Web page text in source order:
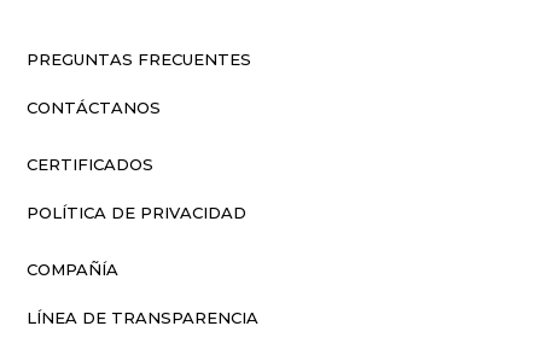
PREGUNTAS FRECUENTES
CONTÁCTANOS
CERTIFICADOS
POLÍTICA DE PRIVACIDAD
COMPAÑÍA
LÍNEA DE TRANSPARENCIA